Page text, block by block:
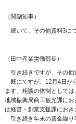
（関副知事）
続いて、その他資料3に
（田中産業労働部長）
引き続きですが、その他
既にですが、12月4日か
ます。相談の体制として
地域振興局商工観光課に
は経営・創業支援課におき
引き続き年末の資金繰り